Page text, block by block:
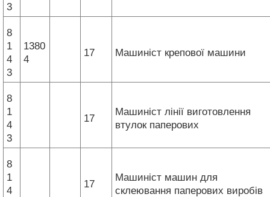
3
8
1
4
3
1380
4
17 Машиніст крепової машини
8
1
4
3
17
Машиніст лінії виготовлення
втулок паперових
8
1
4
17
Машиніст машин для
склеювання паперових виробів